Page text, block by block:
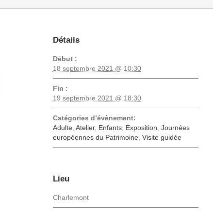
Détails
Début :
18 septembre 2021 @ 10:30
Fin :
19 septembre 2021 @ 18:30
Catégories d’évènement:
Adulte, Atelier, Enfants, Exposition Journées
européennes du Patrimoine, Visite guidée
Lieu
Charlemont